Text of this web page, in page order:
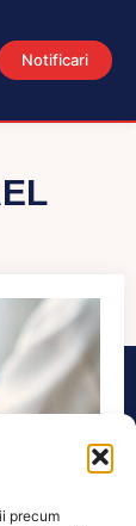
precum
Notificari